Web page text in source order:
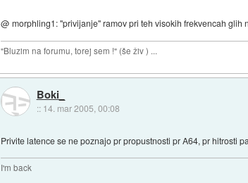
@ morphling1: "privijanje" ramov pri teh visokih frekvencah
"Bluzim na forumu, torej sem !" (še živ ) ...
Boki_
:: 14. mar 2005, 00:08
Privite latence se ne poznajo pr propustnosti pr A64, pr hitrosti
I'm back